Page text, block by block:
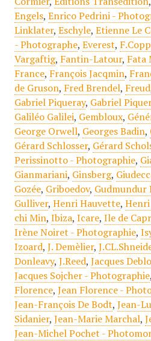
Engels, Enrico Pedrini -
Linklater, Eschyle, Etienne Le
- Photographe, Everest,
Vargaftig, Fantin-Latour, Fata
France, François Jacqmin,
de Gruson, Fred Brendel, Freud
Gabriel Piqueray, Gabriel
Galiléo Galilei, Gembloux,
George Orwell, Georges Badin,
Gérard Schlosser, Gérard
Perissinotto - Photographie,
Gianmariani, Ginsberg,
Gozée, Griboedov, Gudmundur
Gulliver, Henri Hauvette,
chi Min, Ibiza, Icare, Ile de
Irène Noiret - Photographie,
Izoard, J. Demèlier,
Donleavy, J.Reed, Jacques
Jacques Sojcher - Photographie,
Florence, Jean Florence -
Jean-François De Bodt, Jean-
Sidanier, Jean-Marie Marchal,
Jean-Michel Pochet -